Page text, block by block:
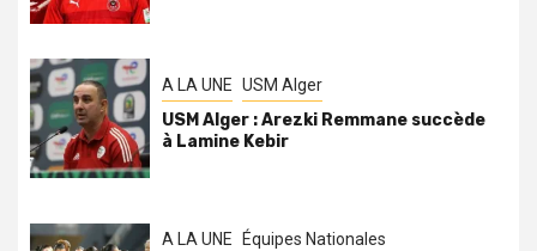
A LA UNE USM Alger
USM Alger : Arezki Remmane succède
à Lamine Kebir
A LA UNE Équipes Nationales